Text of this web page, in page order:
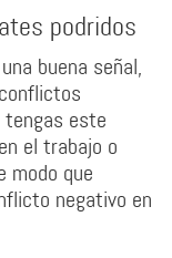
podridos
buena señal,
tengas este
el trabajo o
modo que
negativo en